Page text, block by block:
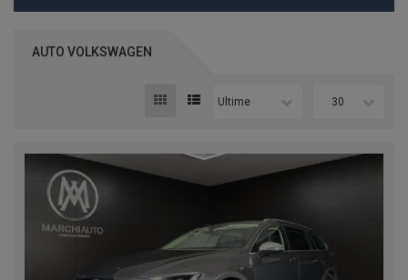
AUTO VOLKSWAGEN
Ultime 30